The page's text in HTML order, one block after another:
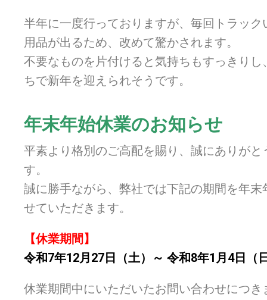
半年に一度行っておりますが、毎回トラック
用品が出るため、改めて驚かされます。
不要なものを片付けると気持ちもすっきりし
ちで新年を迎えられそうです。
年末年始休業のお知らせ
平素より格別のご高配を賜り、誠にありがと
す。
誠に勝手ながら、弊社では下記の期間を年末
せていただきます。
【休業期間】
令和7年12月27日（土）～ 令和8年1月4日（
休業期間中にいただいたお問い合わせにつき